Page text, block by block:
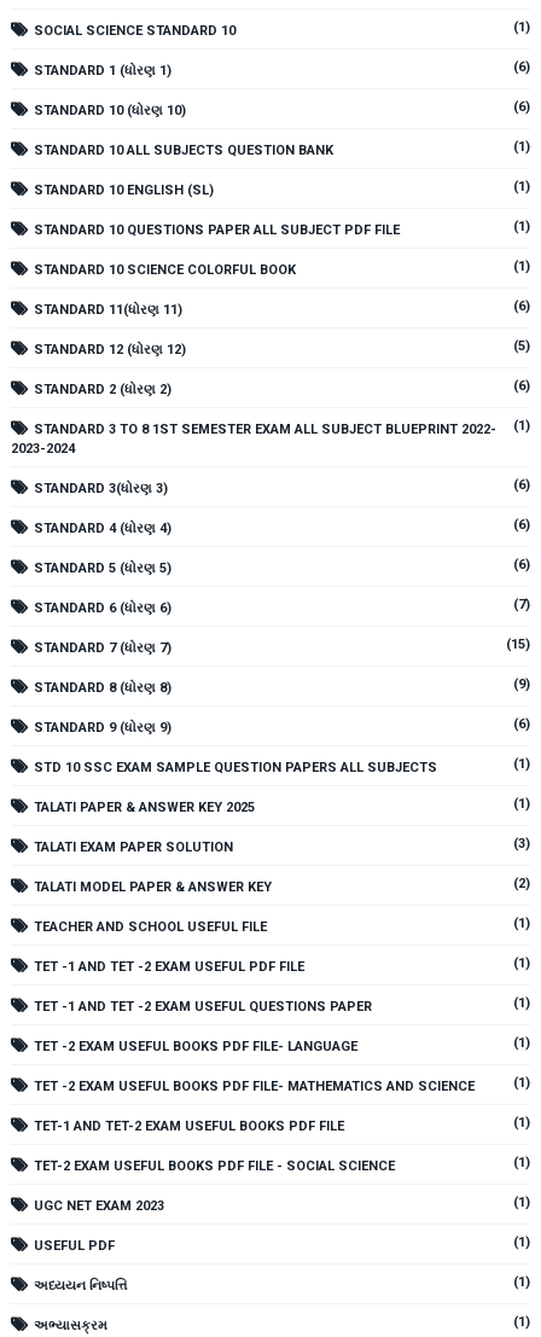
SOCIAL SCIENCE STANDARD 10 (1)
STANDARD 1 (ધોરણ 1) (6)
STANDARD 10 (ધોરણ 10) (6)
STANDARD 10 ALL SUBJECTS QUESTION BANK (1)
STANDARD 10 ENGLISH (SL) (1)
STANDARD 10 QUESTIONS PAPER ALL SUBJECT PDF FILE (1)
STANDARD 10 SCIENCE COLORFUL BOOK (1)
STANDARD 11(ધોરણ 11) (6)
STANDARD 12 (ધોરણ 12) (5)
STANDARD 2 (ધોરણ 2) (6)
STANDARD 3 TO 8 1ST SEMESTER EXAM ALL SUBJECT BLUEPRINT 2022-
2023-2024
(1)
STANDARD 3(ધોરણ 3) (6)
STANDARD 4 (ધોરણ 4) (6)
STANDARD 5 (ધોરણ 5) (6)
STANDARD 6 (ધોરણ 6) (7)
STANDARD 7 (ધોરણ 7) (15)
STANDARD 8 (ધોરણ 8) (9)
STANDARD 9 (ધોરણ 9) (6)
STD 10 SSC EXAM SAMPLE QUESTION PAPERS ALL SUBJECTS (1)
TALATI PAPER & ANSWER KEY 2025 (1)
TALATI EXAM PAPER SOLUTION (3)
TALATI MODEL PAPER & ANSWER KEY (2)
TEACHER AND SCHOOL USEFUL FILE (1)
TET -1 AND TET -2 EXAM USEFUL PDF FILE (1)
TET -1 AND TET -2 EXAM USEFUL QUESTIONS PAPER (1)
TET -2 EXAM USEFUL BOOKS PDF FILE- LANGUAGE (1)
TET -2 EXAM USEFUL BOOKS PDF FILE- MATHEMATICS AND SCIENCE (1)
TET-1 AND TET-2 EXAM USEFUL BOOKS PDF FILE (1)
TET-2 EXAM USEFUL BOOKS PDF FILE - SOCIAL SCIENCE (1)
UGC NET EXAM 2023 (1)
USEFUL PDF (1)
અધ્યયન નિષ્પત્તિ (1)
અભ્યાસક્રમ (1)